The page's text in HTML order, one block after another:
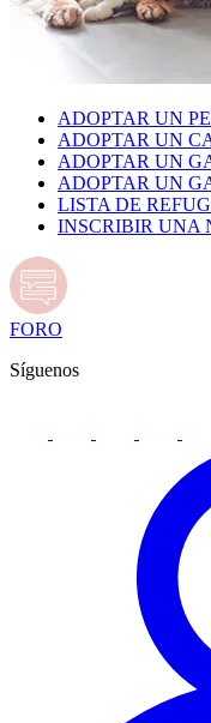
ADOPTAR UN
ADOPTAR UN
ADOPTAR UN
ADOPTAR UN
LISTA DE
INSCRIBIR UNA
FORO
Síguenos